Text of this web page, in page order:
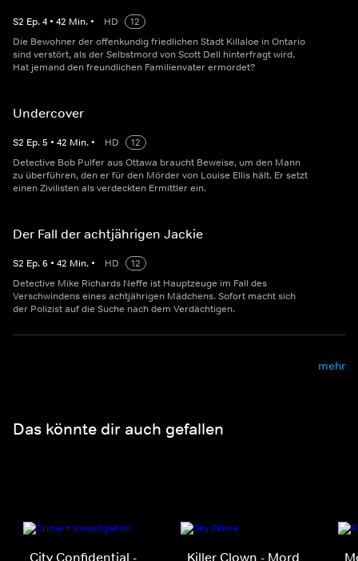
S2 Ep.4 • 42 Min. • HD
12
Die Bewohner der offenkundig friedlichen Stadt Killaloe in Ontario
sind verstört, als der Selbstmord von Scott Dell hinterfragt wird.
Hat jemand den freundlichen Familienvater ermordet?
Undercover
S2 Ep.5 • 42 Min. • HD
12
Detective Bob Pulfer aus Ottawa braucht Beweise, um den Mann
zu überführen, den er für den Mörder von Louise Ellis hält. Er setzt
einen Zivilisten als verdeckten Ermittler ein.
Der Fall der achtjährigen Jackie
S2 Ep.6 • 42 Min. • HD
12
Detective Mike Richards Neffe ist Hauptzeuge im Fall des
Verschwindens eines achtjährigen Mädchens. Sofort macht sich
der Polizist auf die Suche nach dem Verdächtigen.
mehr
Das könnte dir auch gefallen
City Confidential -
Killer Clown - Mord